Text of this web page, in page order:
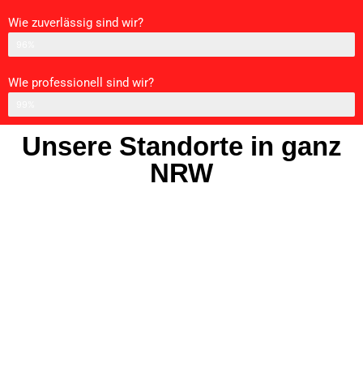
Wie zuverlässig sind wir?
WIe professionell sind wir?
Unsere Standorte in ganz
NRW